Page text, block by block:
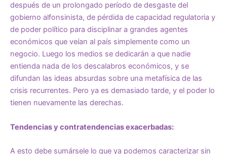
después de un prolongado período de desgaste del
gobierno alfonsinista, de pérdida de capacidad regulatoria y
de poder político para disciplinar a grandes agentes
económicos que veían al país simplemente como un
negocio. Luego los medios se dedicarán a que nadie
entienda nada de los descalabros económicos, y se
difundan las ideas absurdas sobre una metafísica de las
crisis recurrentes. Pero ya es demasiado tarde, y el poder lo
tienen nuevamente las derechas.
Tendencias y contratendencias exacerbadas:
A esto debe sumársele lo que ya podemos caracterizar sin